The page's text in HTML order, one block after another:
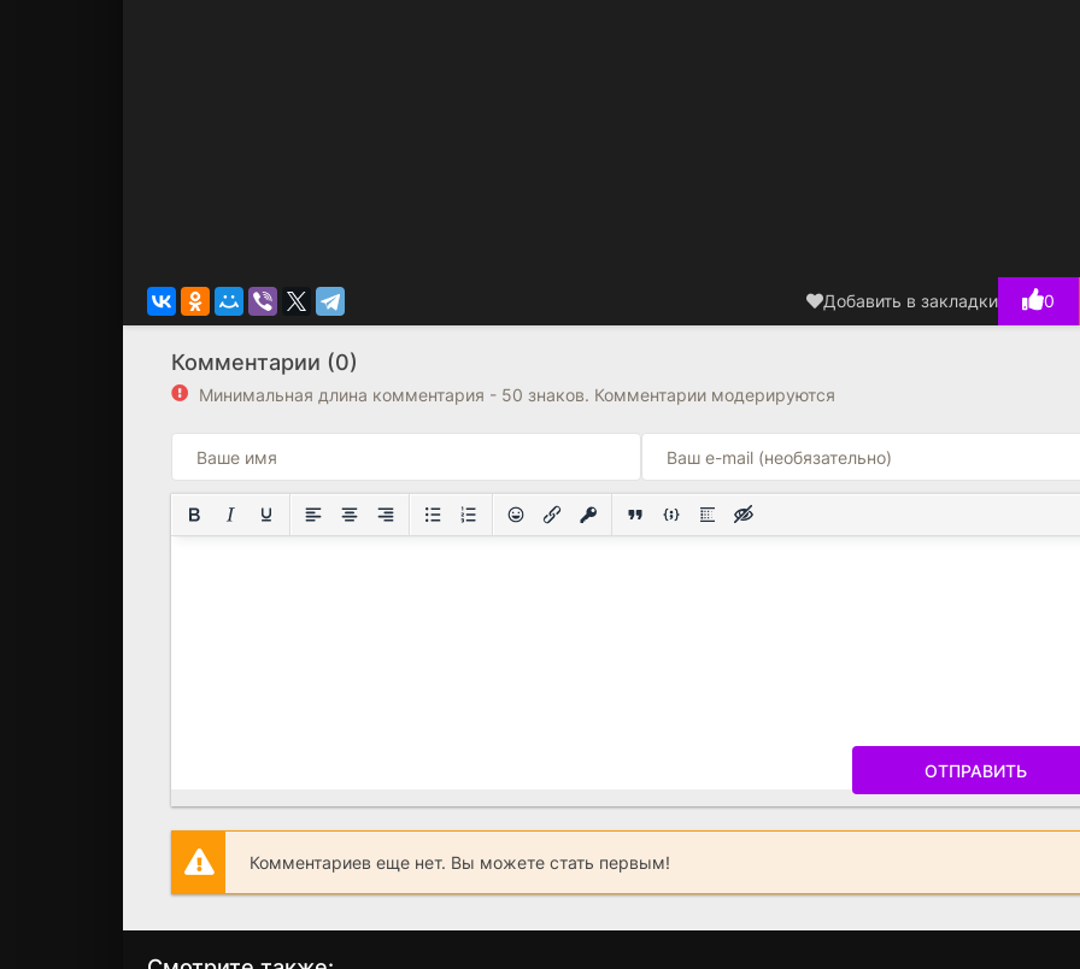
Добавить в закладки 0
Комментарии (0)
Минимальная длина комментария - 50 знаков. Комментарии модерируются
ОТПРАВИТЬ
Комментариев еще нет. Вы можете стать первым!